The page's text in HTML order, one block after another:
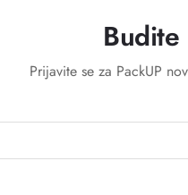
Prijavite se za PackUP